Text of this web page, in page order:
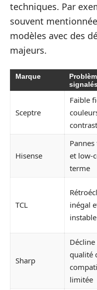
techniques. Par
souvent
modèles avec des
majeurs.
Marque
signalés
Sceptre
Faible
Hisense
et low-
terme
TCL
inégal
instable
Sharp
qualité
limitée